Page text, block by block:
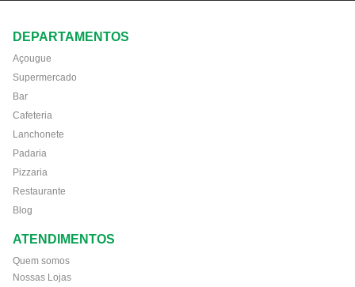
DEPARTAMENTOS
Açougue
Supermercado
Bar
Cafeteria
Lanchonete
Padaria
Pizzaria
Restaurante
Blog
ATENDIMENTOS
Quem somos
Nossas Lojas